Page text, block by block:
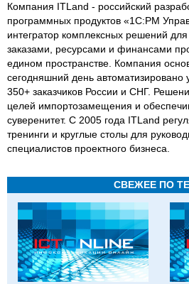
Компания ITLand - российский
программных продуктов «1С:РМ
интегратор комплексных решений
заказами, ресурсами и финансами
едином пространстве. Компания
сегодняшний день автоматизировано
350+ заказчиков России и СНГ.
целей импортозамещения и
суверенитет. С 2005 года ITLand
тренинги и круглые столы для
специалистов проектного бизнеса.
СВЕЖЕЕ ПО